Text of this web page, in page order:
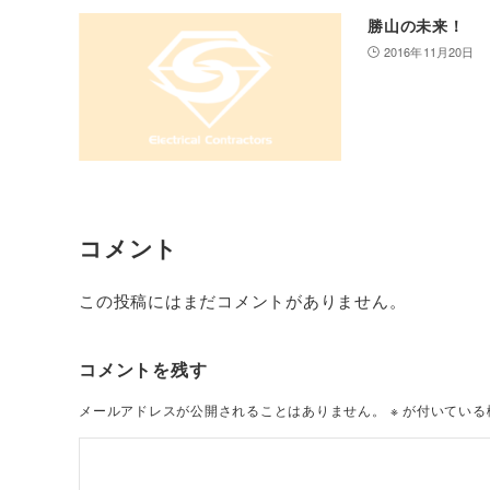
勝山の未来！
2016年11月20日
コメント
この投稿にはまだコメントがありません。
コメントを残す
メールアドレスが公開されることはありません。 ※ が付いてい